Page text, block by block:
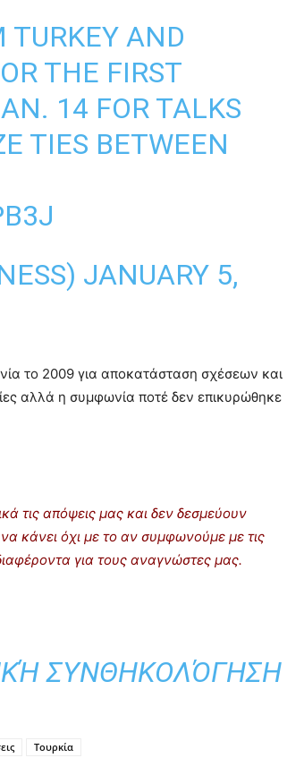
TURKEY AND
THE FIRST
14 FOR TALKS
TIES BETWEEN
JANUARY 5,
το 2009 για αποκατάσταση σχέσεων και
αλλά η συμφωνία ποτέ δεν επικυρώθηκε
τις απόψεις μας και δεν δεσμεύουν
κάνει όχι με το αν συμφωνούμε με τις
για τους αναγνώστες μας.
ΣΥΝΘΗΚΟΛΌΓΗΣΗ
Τουρκία